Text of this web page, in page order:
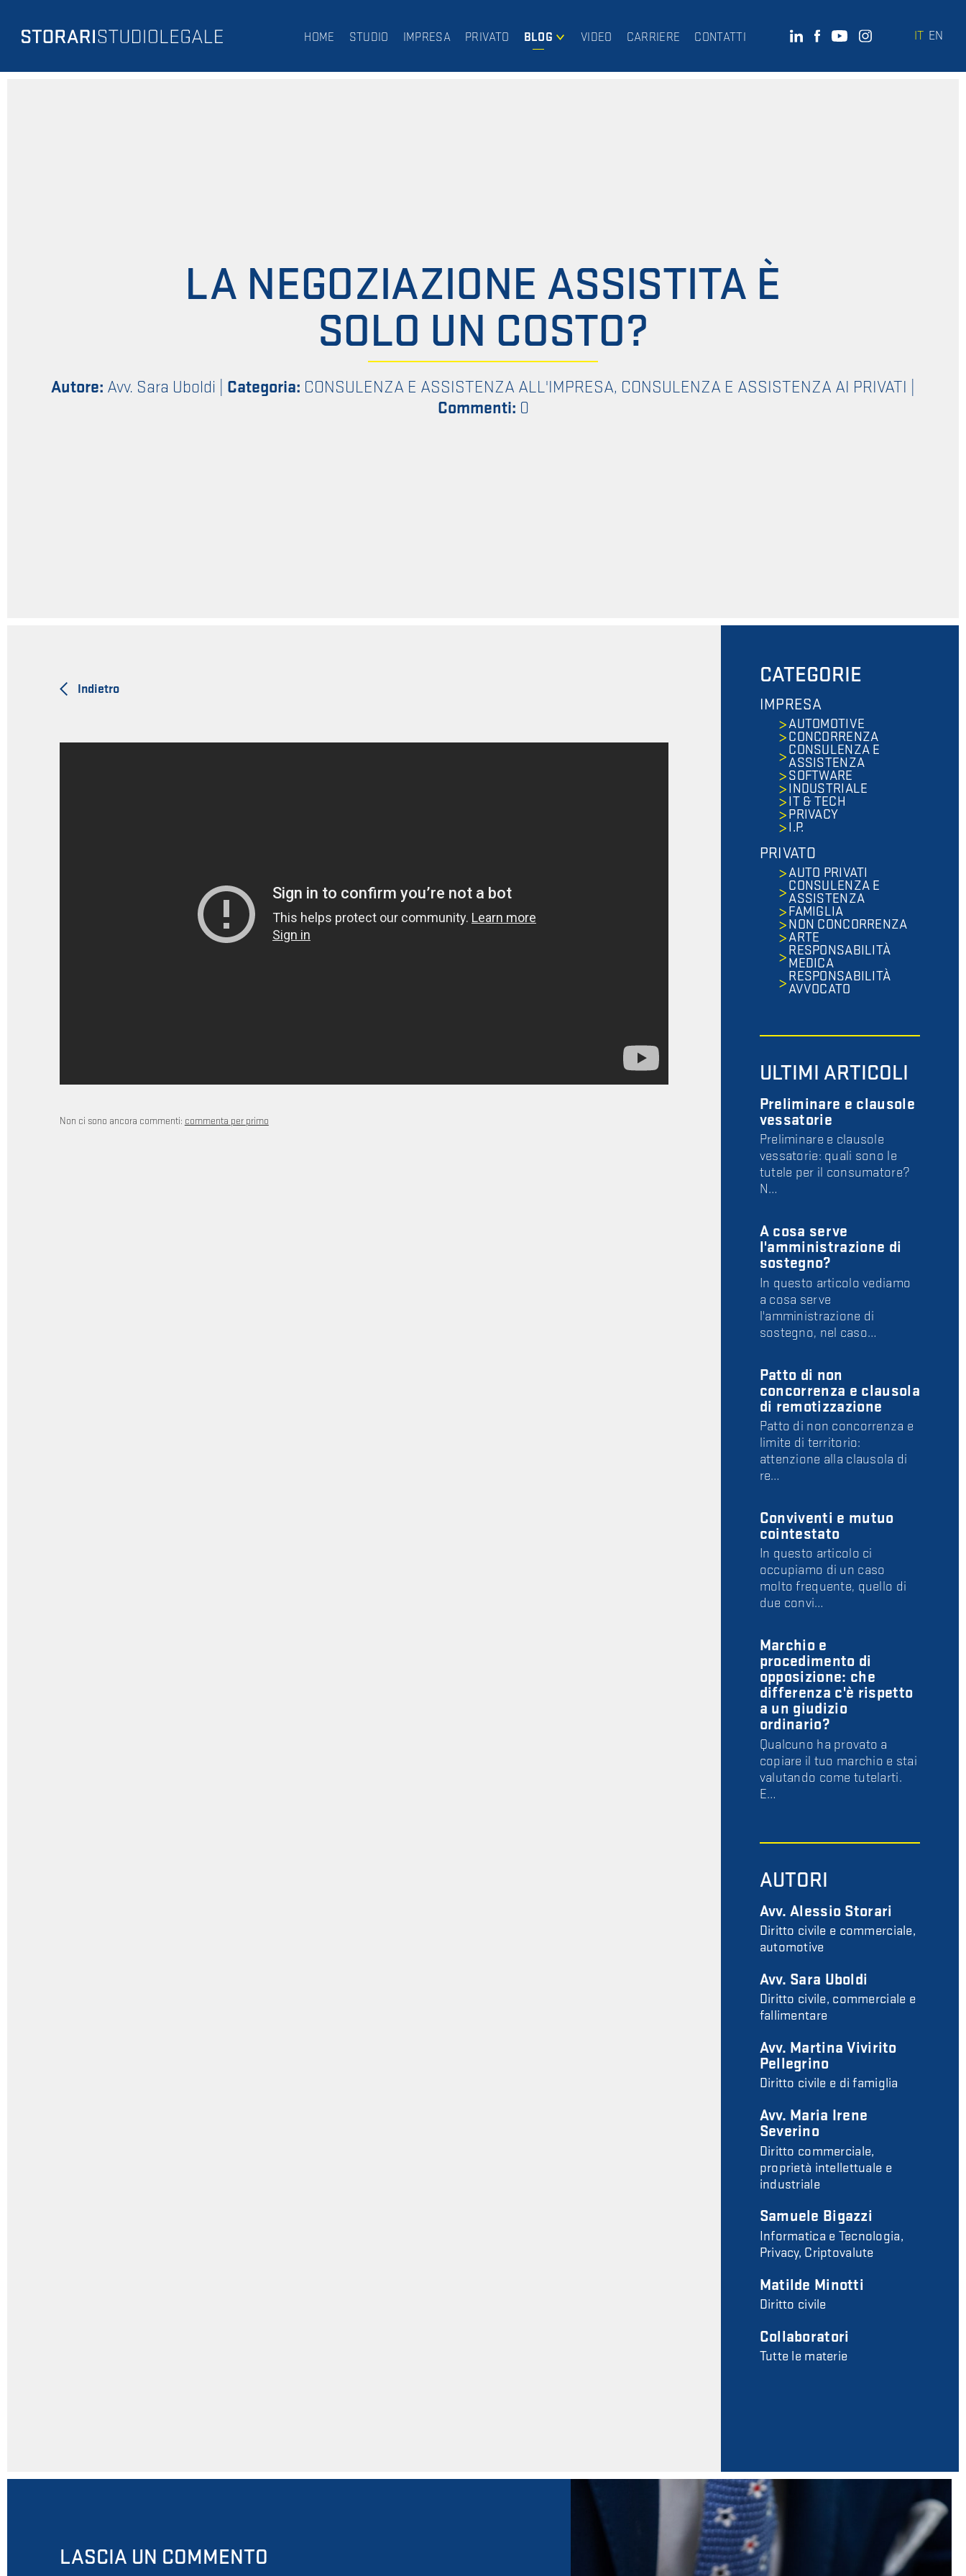
HOME STUDIO IMPRESA PRIVATO BLOG
IMPRESA
VIDEO CARRIERE CONTATTI IT EN
LA NEGOZIAZIONE ASSISTITA È
SOLO UN COSTO?
Autore: Avv. Sara Uboldi Categoria: CONSULENZA E ASSISTENZA ALL'IMPRESA, CONSULENZA E ASSISTENZA AI PRIVATI
Commenti: 0
Indietro
Non ci sono ancora commenti: commenta per primo
CATEGORIE
IMPRESA
AUTOMOTIVE
CONCORRENZA
CONSULENZA E
ASSISTENZA
SOFTWARE
INDUSTRIALE
IT & TECH
PRIVACY
I.P.
PRIVATO
AUTO PRIVATI
CONSULENZA E
ASSISTENZA
FAMIGLIA
NON CONCORRENZA
ARTE
RESPONSABILITÀ
MEDICA
RESPONSABILITÀ
AVVOCATO
ULTIMI ARTICOLI
Preliminare e clausole
vessatorie
Preliminare e clausole
vessatorie: quali sono le
tutele per il consumatore?
N…
A cosa serve
l'amministrazione di
sostegno?
In questo articolo vediamo
a cosa serve
l'amministrazione di
sostegno, nel caso…
Patto di non
concorrenza e clausola
di remotizzazione
Patto di non concorrenza e
limite di territorio:
attenzione alla clausola di
re…
Conviventi e mutuo
cointestato
In questo articolo ci
occupiamo di un caso
molto frequente, quello di
due convi…
Marchio e
procedimento di
opposizione: che
differenza c'è rispetto
a un giudizio
ordinario?
Qualcuno ha provato a
copiare il tuo marchio e stai
valutando come tutelarti.
E…
AUTORI
Avv. Alessio Storari
Diritto civile e commerciale,
automotive
Avv. Sara Uboldi
Diritto civile, commerciale e
fallimentare
Avv. Martina Vivirito
Pellegrino
Diritto civile e di famiglia
Avv. Maria Irene
Severino
Diritto commerciale,
proprietà intellettuale e
industriale
Samuele Bigazzi
Informatica e Tecnologia,
Privacy, Criptovalute
Matilde Minotti
Diritto civile
Collaboratori
Tutte le materie
LASCIA UN COMMENTO